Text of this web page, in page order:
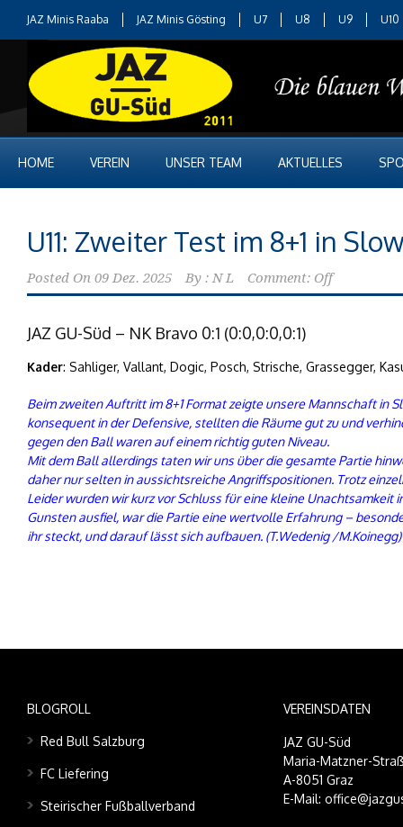
JAZ Minis Raaba JAZ Minis Gösting U7 U8 U9 U10
HOME VEREIN UNSER TEAM AKTUELLES
U11: Zweiter Test im 8+1 in
Posted On 09 Dez. 2025 By : N L Comment: Off
JAZ GU-Süd – NK Bravo 0:1 (0:0,0:0,0:1)
Kader: Sahliger, Vallant, Dogic, Posch, Strische, Grassegger,
Beim zweiten Auftritt im 8+1 Format zeigte unsere Mannschaft in
konsequent in der Defensive, stellten die Räume gut zu und
gegen den Ball waren auf einem richtig guten Niveau.
Mit dem Ball allerdings taten wir uns über die gesamte Partie
daher nur selten in aussichtsreiche Angriffspositionen. Trotz
Leider wurden wir kurz vor Schluss für eine kleine
Gunsten ausfiel, war die Partie eine wertvolle Erfahrung –
ihr steckt, und darauf lässt sich aufbauen. (T.Wedenig /M.Koinegg)
BLOGROLL
Red Bull Salzburg
FC Liefering
Steirischer Fußballverband
VEREINSDATEN
JAZ GU-Süd
Maria-Matzner-
A-8051 Graz
E-Mail: